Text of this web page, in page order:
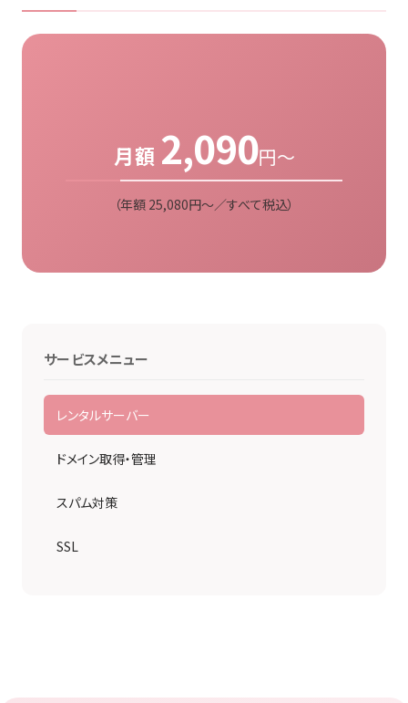
月額 2,090円〜
（年額 25,080円〜／すべて税込）
サービスメニュー
レンタルサーバー
ドメイン取得・管理
スパム対策
SSL